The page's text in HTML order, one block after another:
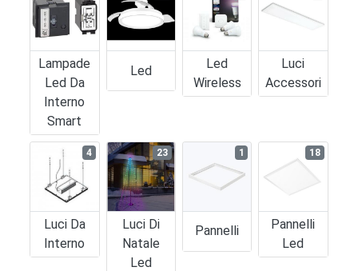
Lampade
Led Da
Interno
Smart
Led
Led
Wireless
Luci
Accessori
Luci Da
Interno
4
Luci Di
Natale
Led
23
Pannelli
1
Pannelli
Led
18